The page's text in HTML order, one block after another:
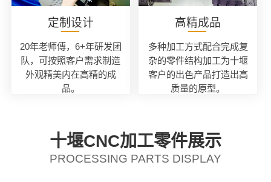
定制设计
20年老师傅，6+年研发团
队，可按照客户需求制造
外观精美内在高精的成
品。
高精成品
多种加工方式配合完成复
杂的零件结构加工为十堰
客户的出色产品打造出高
质量的原型。
十堰CNC加工零件展示
PROCESSING PARTS DISPLAY